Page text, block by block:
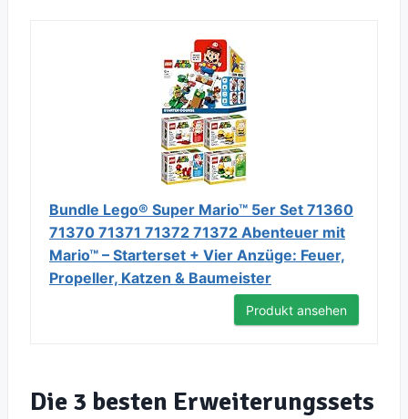
Bundle Lego® Super Mario™ 5er Set 71360
71370 71371 71372 71372 Abenteuer mit
Mario™ – Starterset + Vier Anzüge: Feuer,
Propeller, Katzen & Baumeister
Produkt ansehen
Die 3 besten Erweiterungssets